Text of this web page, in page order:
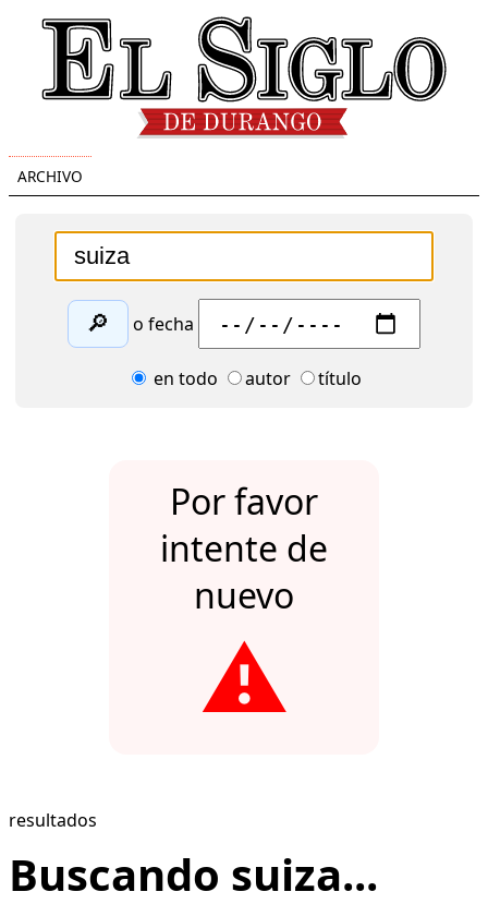
ARCHIVO
🔎 o fecha
en todo autor título
Por favor
intente de
nuevo
⚠️
resultados
Buscando suiza...